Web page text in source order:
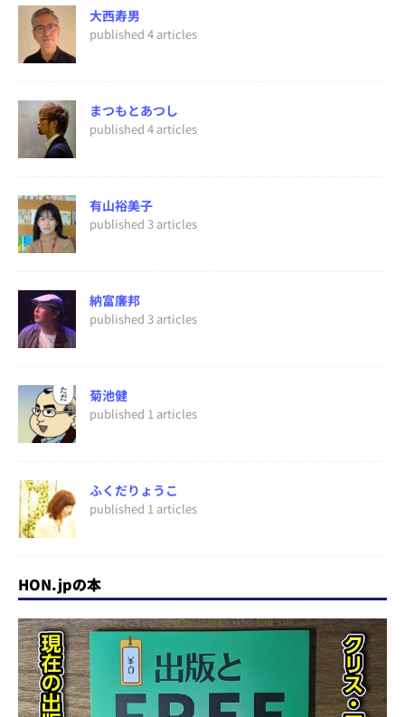
大西寿男
published 4 articles
まつもとあつし
published 4 articles
有山裕美子
published 3 articles
納富廉邦
published 3 articles
菊池健
published 1 articles
ふくだりょうこ
published 1 articles
HON.jpの本